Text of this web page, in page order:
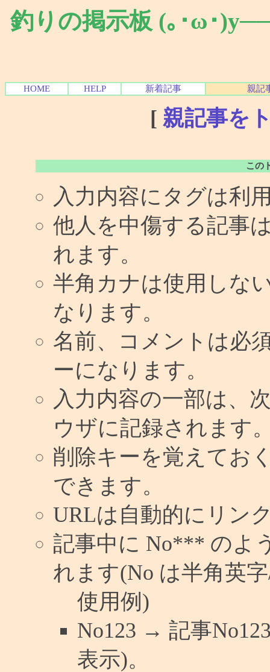
釣りの掲示板 (｡･ω･
HOME HELP 新着記事 親記
[ 親記事を
この
入力内容にタグは利
他人を中傷する記事
れます。
半角カナは使用しな
なります。
名前、コメントは必
ーになります。
入力内容の一部は、
ウザに記録されます
削除キーを覚えてお
できます。
URLは自動的にリン
記事中に No*** のよ
れます(No は半角英
使用例)
No123 → 記事
表示)。